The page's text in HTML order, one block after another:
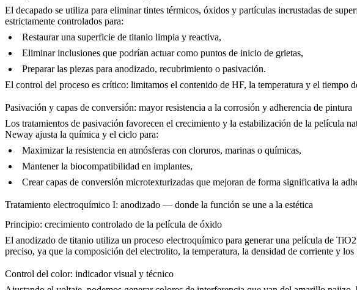
El decapado se utiliza para eliminar tintes térmicos, óxidos y partículas incrustadas de
estrictamente controlados para:
Restaurar una superficie de titanio limpia y reactiva,
Eliminar inclusiones que podrían actuar como puntos de inicio de grietas,
Preparar las piezas para anodizado, recubrimiento o pasivación.
El control del proceso es crítico: limitamos el contenido de HF, la temperatura y el
Pasivación y capas de conversión: mayor resistencia a la corrosión y adherencia de pintura
Los tratamientos de pasivación favorecen el crecimiento y la estabilización de la película
Neway ajusta la química y el ciclo para:
Maximizar la resistencia en atmósferas con cloruros, marinas o químicas,
Mantener la biocompatibilidad en implantes,
Crear capas de conversión microtexturizadas que mejoran de forma significativa la
Tratamiento electroquímico I: anodizado — donde la función se une a la estética
Principio: crecimiento controlado de la película de óxido
El anodizado de titanio utiliza un proceso electroquímico para generar una película de
preciso, ya que la composición del electrolito, la temperatura, la densidad de corriente y
Control del color: indicador visual y técnico